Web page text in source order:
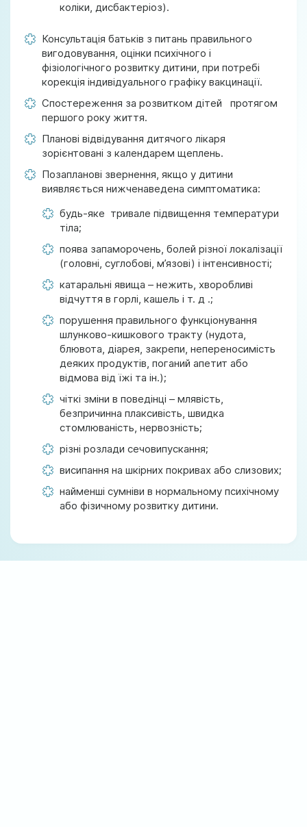
коліки, дисбактеріоз).
Консультація батьків з питань правильного
вигодовування, оцінки психічного і
фізіологічного розвитку дитини, при потребі
корекція індивідуального графіку вакцинації.
Спостереження за розвитком дітей протягом
першого року життя.
Планові відвідування дитячого лікаря
зорієнтовані з календарем щеплень.
Позапланові звернення, якщо у дитини
виявляється нижченаведена симптоматика:
будь-яке тривале підвищення температури
тіла;
поява запаморочень, болей різної локалізації
(головні, суглобові, м’язові) і інтенсивності;
катаральні явища – нежить, хворобливі
відчуття в горлі, кашель і т. д .;
порушення правильного функціонування
шлунково-кишкового тракту (нудота,
блювота, діарея, закрепи, непереносимість
деяких продуктів, поганий апетит або
відмова від їжі та ін.);
чіткі зміни в поведінці – млявість,
безпричинна плаксивість, швидка
стомлюваність, нервозність;
різні розлади сечовипускання;
висипання на шкірних покривах або слизових;
найменші сумніви в нормальному психічному
або фізичному розвитку дитини.